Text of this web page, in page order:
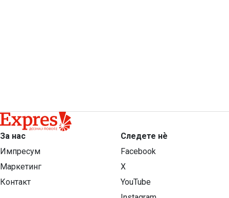
За нас
Импресум
Маркетинг
Контакт
Следете нѐ
Facebook
X
YouTube